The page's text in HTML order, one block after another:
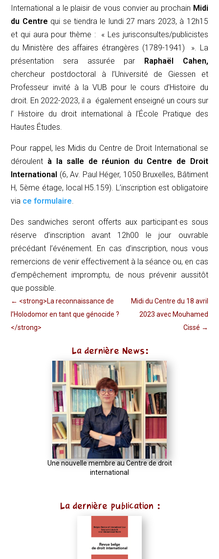
International a le plaisir de vous convier au prochain Midi
du Centre qui se tiendra le lundi 27 mars 2023, à 12h15
et qui aura pour thème : « Les jurisconsultes/publicistes
du Ministère des affaires étrangères (1789-1941)
». La
présentation sera assurée par Raphaël Cahen,
chercheur postdoctoral à l’Université de Giessen et
Professeur invité à la VUB pour le cours d’Histoire du
droit. En 2022-2023, il a également enseigné un cours sur
l’ Histoire du droit international à l’École Pratique des
Hautes Études.
Pour rappel, les Midis du Centre de Droit International se
déroulent à la salle de réunion du Centre de Droit
International (6, Av. Paul Héger, 1050 Bruxelles, Bâtiment
H, 5ème étage, local H5.159). L’inscription est obligatoire
via ce formulaire.
Des sandwiches seront offerts aux participant·es sous
réserve d’inscription avant 12h00 le jour ouvrable
précédant l’événement. En cas d’inscription, nous vous
remercions de venir effectivement à la séance ou, en cas
d’empêchement impromptu, de nous prévenir aussitôt
que possible.
← <strong>La reconnaissance de
l’Holodomor en tant que génocide ?
</strong>
Midi du Centre du 18 avril
2023 avec Mouhamed
Cissé →
La dernière News:
Une nouvelle membre au Centre de droit
international
La dernière publication :